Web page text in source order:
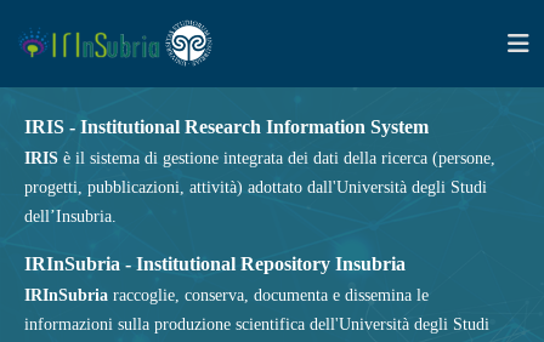
IRIS - Institutional Research Information System
IRIS è il sistema di gestione integrata dei dati della ricerca (persone,
progetti, pubblicazioni, attività) adottato dall'Università degli Studi
dell’Insubria.
IRInSubria - Institutional Repository Insubria
IRInSubria raccoglie, conserva, documenta e dissemina le
informazioni sulla produzione scientifica dell'Università degli Studi